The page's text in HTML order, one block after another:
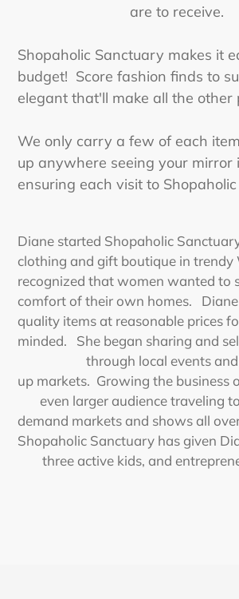
are to receive.
Shopaholic Sanctuary makes it e
budget! Score fashion fnds to su
elegant that'll make all the other
We only carry a few of each item
up anywhere seeing your mirror i
ensuring each visit to Shopaholic
Diane started Shopaholic Sanctuar
clothing and gift boutique in trendy
recognized thatwomen wanted to
comfort oftheir own homes. Diane
quality items at reasonable pricesfo
minded. She began sharing and sel
through local events and
up markets. Growing the business o
even larger audience traveling to
demand markets and shows all ove
Shopaholic Sanctuary has given Di
three active kids, and entrepren